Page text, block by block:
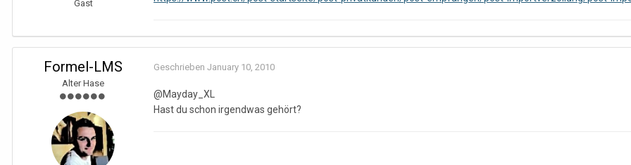
Gast
Formel-LMS
Alter Hase
Geschrieben January 10, 2010
@Mayday_XL
Hast du schon irgendwas gehört?